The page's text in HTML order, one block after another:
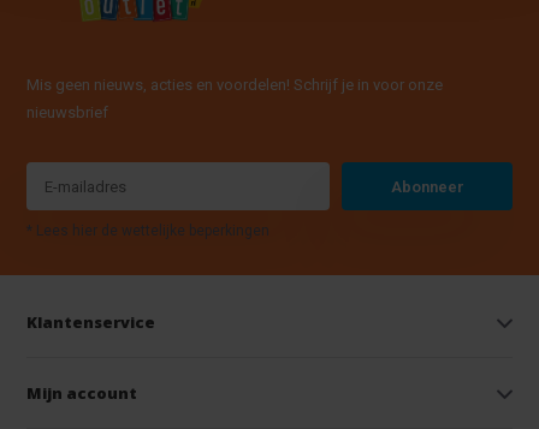
Mis geen nieuws, acties en voordelen! Schrijf je in voor onze
nieuwsbrief
Abonneer
* Lees hier de wettelijke beperkingen
Klantenservice
Mijn account